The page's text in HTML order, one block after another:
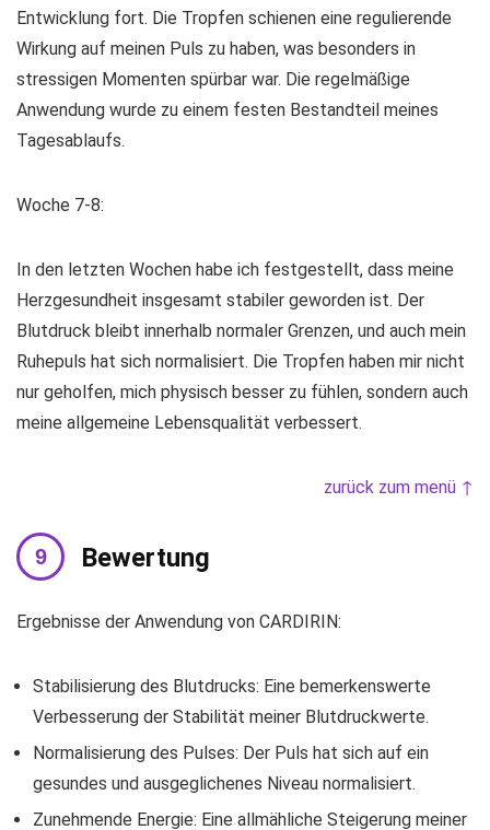
Entwicklung fort. Die Tropfen schienen eine regulierende
Wirkung auf meinen Puls zu haben, was besonders in
stressigen Momenten spürbar war. Die regelmäßige
Anwendung wurde zu einem festen Bestandteil meines
Tagesablaufs.
Woche 7-8:
In den letzten Wochen habe ich festgestellt, dass meine
Herzgesundheit insgesamt stabiler geworden ist. Der
Blutdruck bleibt innerhalb normaler Grenzen, und auch mein
Ruhepuls hat sich normalisiert. Die Tropfen haben mir nicht
nur geholfen, mich physisch besser zu fühlen, sondern auch
meine allgemeine Lebensqualität verbessert.
zurück zum menü ↑
Bewertung
Ergebnisse der Anwendung von CARDIRIN:
Stabilisierung des Blutdrucks: Eine bemerkenswerte
Verbesserung der Stabilität meiner Blutdruckwerte.
Normalisierung des Pulses: Der Puls hat sich auf ein
gesundes und ausgeglichenes Niveau normalisiert.
Zunehmende Energie: Eine allmähliche Steigerung meiner